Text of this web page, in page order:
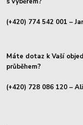
(+420) 774 542 001 –
Máte dotaz k Vaší
průběhem?
(+420) 728 086 120 –